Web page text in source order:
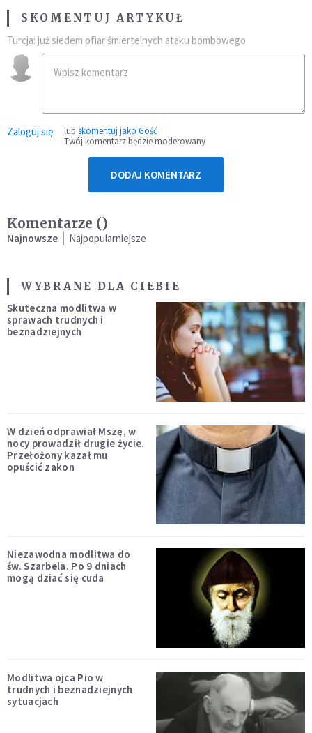
SKOMENTUJ ARTYKUŁ
Turcja: już siedem ofiar śmiertelnych ataku bombowego
Zaloguj się lub skomentuj jako Gość
Twój komentarz będzie moderowany
DODAJ KOMENTARZ
Komentarze ()
Najnowsze Najpopularniejsze
WYBRANE DLA CIEBIE
Skuteczna modlitwa w
sprawach trudnych i
beznadziejnych
W dzień odprawiał Mszę, w
nocy prowadził drugie życie.
Przełożony kazał mu
opuścić zakon
Niezawodna modlitwa do
św. Szarbela. Po 9 dniach
mogą dziać się cuda
Modlitwa ojca Pio w
trudnych i beznadziejnych
sytuacjach